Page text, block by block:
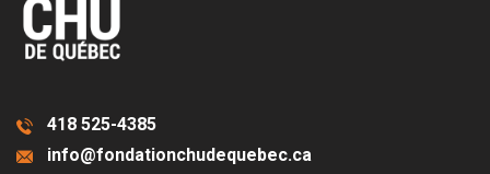
418 525-4385
info@fondationchudequebec.ca